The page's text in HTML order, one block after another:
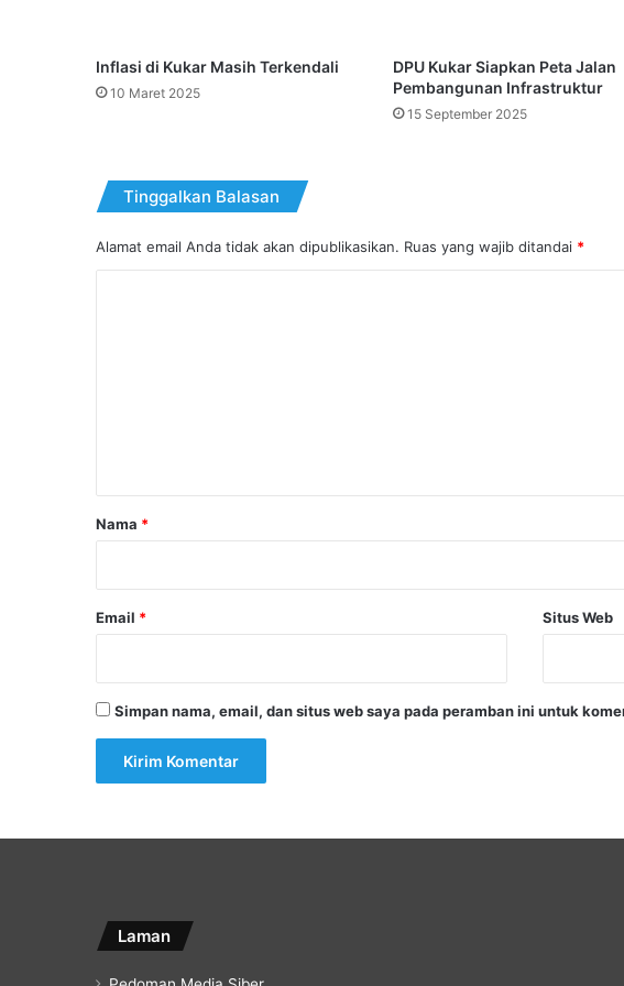
Inflasi di Kukar Masih Terkendali
10 Maret 2025
DPU Kukar Siapkan Peta Jalan
Pembangunan Infrastruktur
15 September 2025
Tinggalkan Balasan
Alamat email Anda tidak akan dipublikasikan. Ruas yang wajib ditandai *
rNama *
Email * Situs Web
Simpan nama, email, dan situs web saya pada peramban ini untuk
Laman